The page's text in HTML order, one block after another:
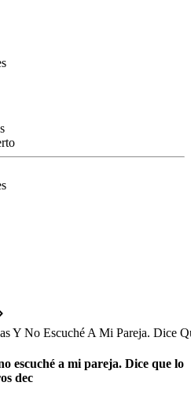
Y No Escuché A Mi Pareja. Dice
escuché a mi pareja. Dice que lo
dec